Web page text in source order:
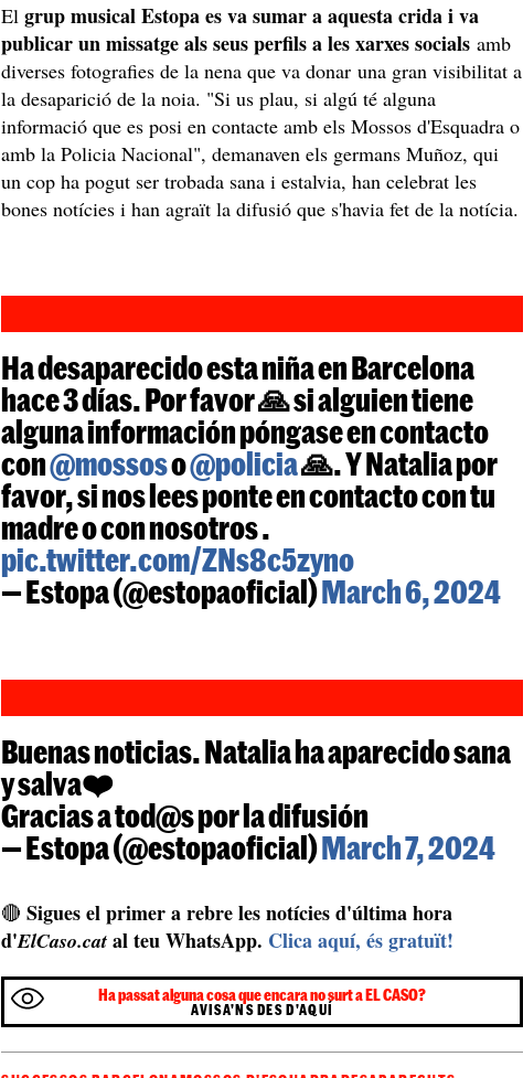
Elgrup musical Estopa es va sumar a aquesta crida i va
publicar un missatge als seus perfils a les xarxes socials amb
diverses fotografies de la nena que va donar una gran visibilitat a
la desaparició de la noia. "Si us plau, si algú té alguna
informació que es posi en contacte amb els Mossos d'Esquadra o
amb la Policia Nacional", demanaven els germans Muñoz, qui
un cop ha pogut ser trobada sana i estalvia, han celebrat les
bones notícies i han agraït la difusió que s'havia fet de la notícia.
Ha desaparecido esta niña en Barcelona
hace 3 días. Por favor 🙏 si alguien tiene
alguna información póngase en contacto
con@mossoso@policia🙏. Y Natalia por
favor, si nos lees ponte en contacto con tu
madre o con nosotros .
pic.twitter.com/ZNs8c5zyno
— Estopa (@estopaoficial)March 6, 2024
Buenas noticias. Natalia ha aparecido sana
y salva❤️
Gracias a tod@s por la difusión
— Estopa (@estopaoficial)March 7, 2024
🔴Sigues el primer a rebre les notícies d'última hora
d'ElCaso.cat al teu WhatsApp. Clica aquí, és gratuït!
Ha passat alguna cosa que encara no surt a EL CASO?
AVISA'NS DES D'AQUÍ